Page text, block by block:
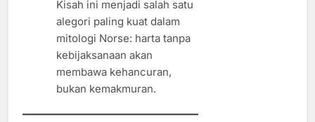
Kisah ini menjadi salah satu
alegori paling kuat dalam
mitologi Norse: harta tanpa
kebijaksanaan akan
membawa kehancuran,
bukan kemakmuran.